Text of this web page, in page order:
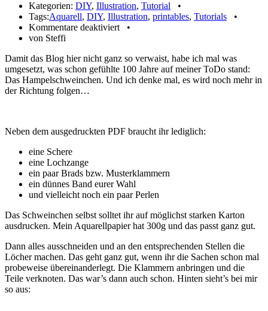
Kategorien: DIY, Illustration, Tutorial •
Tags:Aquarell, DIY, Illustration, printables, Tutorials •
Kommentare deaktiviertfür
(Freebie)
•
von Steffi
Damit das Blog hier nicht ganz so verwaist, habe ich mal was
umgesetzt, was schon gefühlte 100 Jahre auf meiner ToDo stand:
Das Hampelschweinchen. Und ich denke mal, es wird noch mehr in
der Richtung folgen…
Neben dem ausgedruckten PDF braucht ihr lediglich:
eine Schere
eine Lochzange
ein paar Brads bzw. Musterklammern
ein dünnes Band eurer Wahl
und vielleicht noch ein paar Perlen
Das Schweinchen selbst solltet ihr auf möglichst starken Karton
ausdrucken. Mein Aquarellpapier hat 300g und das passt ganz gut.
Dann alles ausschneiden und an den entsprechenden Stellen die
Löcher machen. Das geht ganz gut, wenn ihr die Sachen schon mal
probeweise übereinanderlegt. Die Klammern anbringen und die
Teile verknoten. Das war’s dann auch schon. Hinten sieht’s bei mir
so aus: